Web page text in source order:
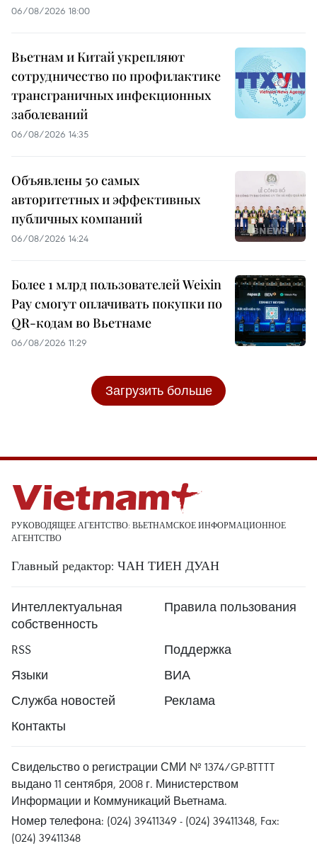
06/08/2026 18:00
Вьетнам и Китай укрепляют
сотрудничество по профилактике
трансграничных инфекционных
заболеваний
06/08/2026 14:35
Объявлены 50 самых
авторитетных и эффективных
публичных компаний
06/08/2026 14:24
Более 1 млрд пользователей Weixin
Pay смогут оплачивать покупки по
QR-кодам во Вьетнаме
06/08/2026 11:29
Загрузить больше
РУКОВОДЯЩЕЕ АГЕНТСТВО: ВЬЕТНАМСКОЕ ИНФОРМАЦИОННОЕ
АГЕНТСТВО
Главный редактор: ЧАН ТИЕН ДУАН
Интеллектуальная
собственность
Правила пользования
RSS
Поддержка
Языки
ВИА
Служба новостей
Реклама
Контакты
Свидельство о регистрации СМИ № 1374/GP-BTTTT
выдано 11 сентября, 2008 г. Министерством
Информации и Коммуникаций Вьетнама.
Номер телефона: (024) 39411349 - (024) 39411348, Fax:
(024) 39411348